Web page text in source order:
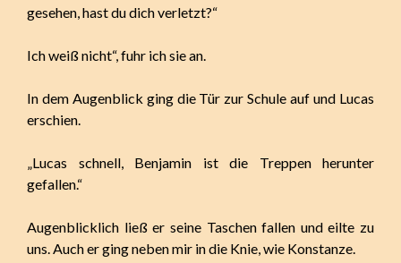
gesehen, hast du dich verletzt?“
Ich weiß nicht“, fuhr ich sie an.
In dem Augenblick ging die Tür zur Schule auf und Lucas
erschien.
„Lucas schnell, Benjamin ist die Treppen herunter
gefallen.“
Augenblicklich ließ er seine Taschen fallen und eilte zu
uns. Auch er ging neben mir in die Knie, wie Konstanze.